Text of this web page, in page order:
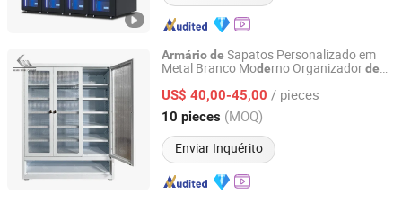
Armáriode Sapatos Personalizado em
Metal Branco Moderno Organizadorde
Camadas PrateleiradeSapatos
US$ 40,00-45,00 / pieces
10 pieces (MOQ)
Enviar Inquérito
Kemei Steel Cabinet Co., Ltd.
Guangdong, China Desde 2024